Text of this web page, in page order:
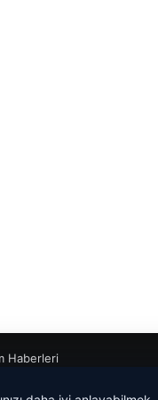
Haberleri